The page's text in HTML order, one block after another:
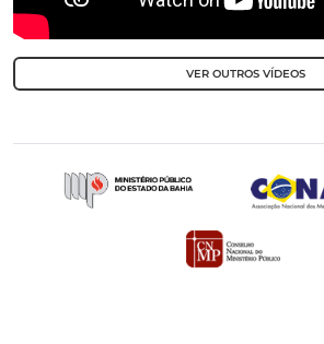
VER OUTROS VÍDEOS